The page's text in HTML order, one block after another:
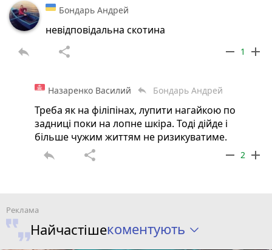
Бондарь Андрей
невідповідальна скотина
reply share remove 1 add
Назаренко Василий reply Бондарь Андрей
Треба як на філіпінах, лупити нагайкою по
задниці поки на лопне шкіра. Тоді дійде і
більше чужим життям не ризикуватиме.
reply share remove 2 add
Найчастішекоментують